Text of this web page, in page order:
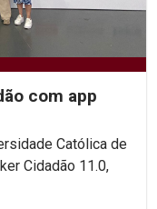
com app
Católica de
Cidadão 11.0,